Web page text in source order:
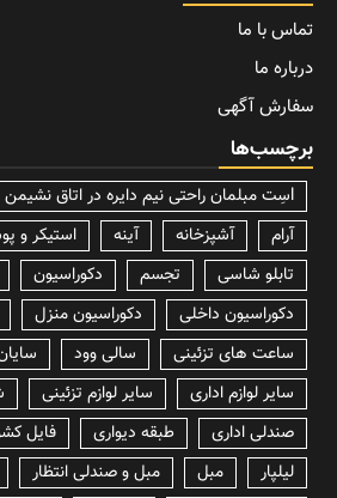
تماس با ما
درباره ما
سفارش آگهی
برچسب‌ها
lسِت مبلمان راحتی نیم دایره در اتاق نشیمن و پذیرایی
آرام
آشپزخانه آینه استیکر و
تابلو شاسی
تجسم دکوراسیون
دکوراسیون داخلی
دکوراسیون منزل
ساعت های تزئینی
سالی وود
سایر لوازم اداری
سایر لوازم تزئینی
صندلی اداری
طبقه دیواری فایل
لیلپار
مبل مبل و صندلی انتظار